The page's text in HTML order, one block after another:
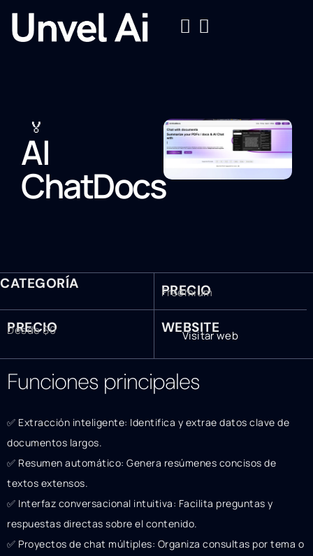
🏅
AI
ChatDocs
CATEGORÍA PRECIO
Freemium
PRECIO
Desde $0 WEBSITE
Visitar web
Funciones principales
✅ Extracción inteligente: Identifica y extrae datos clave de
documentos largos.
✅ Resumen automático: Genera resúmenes concisos de
textos extensos.
✅ Interfaz conversacional intuitiva: Facilita preguntas y
respuestas directas sobre el contenido.
✅ Proyectos de chat múltiples: Organiza consultas por tema o